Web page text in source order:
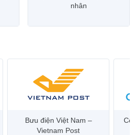
nhân
Bưu điện Việt Nam –
Vietnam Post